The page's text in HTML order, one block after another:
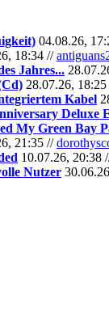
04.08.26,
18:34 //
Jahres...
28.07.26,
Kabel
Deluxe
My Green Bay
21:35 //
10.07.26, 20:38
Nutzer